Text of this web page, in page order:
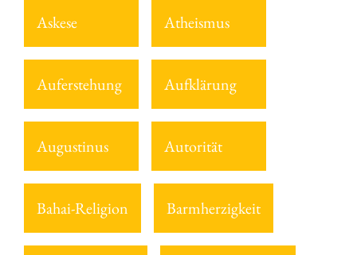
Askese Atheismus
Auferstehung Aufklärung
Augustinus Autorität
Bahai-Religion Barmherzigkeit